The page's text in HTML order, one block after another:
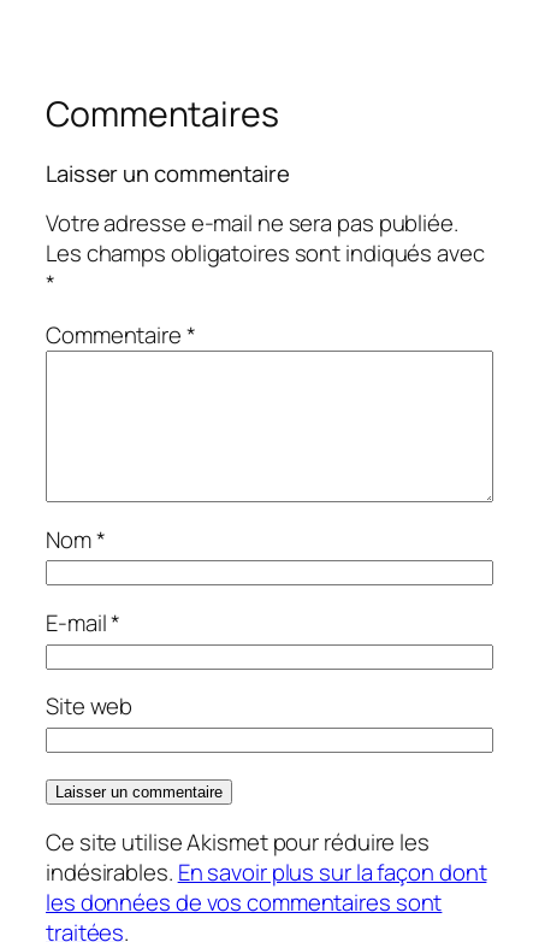
Commentaires
Laisser un commentaire
Votre adresse e-mail ne sera pas publiée.
Les champs obligatoires sont indiqués avec
*
Commentaire*
Nom*
E-mail*
Site web
Ce site utilise Akismet pour réduire les
indésirables. En savoir plus sur la façon dont
les données de vos commentaires sont
traitées.